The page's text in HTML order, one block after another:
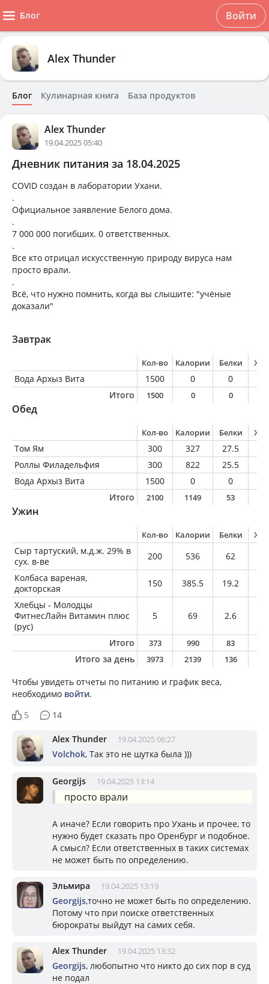
Блог Войти
Alex Thunder
Блог Кулинарная книга База продуктов
Alex Thunder
19.04.2025 05:40
Дневник питания за 18.04.2025
COVID создан в лаборатории Ухани.
.
Официальное заявление Белого дома.
.
7 000 000 погибших. 0 ответственных.
.
Все кто отрицал искусственную природу вируса нам
просто врали.
.
Всё, что нужно помнить, когда вы слышите: "учёные
доказали"
Завтрак
Кол-во Калории Белки
Вода Архыз Вита 1500 0 0
Итого
1500 0 0
Обед
Кол-во Калории Белки
Том Ям 300 327 27.5
Роллы Филадельфия
300 822 25.5
Вода Архыз Вита
1500 0 0
Итого
2100 1149 53
Ужин
Кол-во Калории Белки
Сыр тартуский, м.д.ж. 29% в
сух. в-ве
200 536 62
Колбаса вареная,
докторская
150 385.5 19.2
Хлебцы - Молодцы
ФитнесЛайн Витамин плюс
(рус)
5 69 2.6
Итого 373 990 83
Итого за день 3973 2139 136
Чтобы увидеть отчеты по питанию и график веса,
необходимо войти.
5
14
Alex Thunder 19.04.2025 06:27
Volchok, Так это не шутка была )))
Georgijs 19.04.2025 13:14
просто врали
А иначе? Если говорить про Ухань и прочее, то
нужно будет сказать про Оренбург и подобное.
А смысл? Если ответственных в таких системах
не может быть по определению.
Эльмира 19.04.2025 13:19
Georgijs,точно не может быть по определению.
Потому что при поиске ответственных
бюрократы выйдут на самих себя.
Alex Thunder 19.04.2025 13:32
Georgijs, любопытно что никто до сих пор в суд
не подал